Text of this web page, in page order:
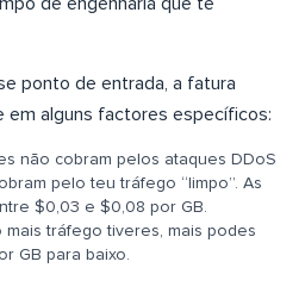
ponto de entrada, a fatura
em alguns factores específicos:
não cobram pelos ataques DDoS
pelo teu tráfego “limpo”. As
$0,03 e $0,08 por GB.
mais tráfego tiveres, mais podes
GB para baixo.